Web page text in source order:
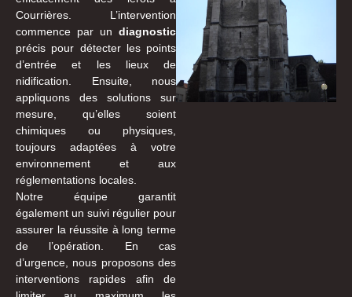
Courrières. L’intervention
commence par un diagnostic
précis pour détecter les points
d’entrée et les lieux de
nidification. Ensuite, nous
appliquons des solutions sur
mesure, qu’elles soient
chimiques ou physiques,
toujours adaptées à votre
environnement et aux
réglementations locales.
Notre équipe garantit
également un suivi régulier pour
assurer la réussite à long terme
de l’opération. En cas
d’urgence, nous proposons des
interventions rapides afin de